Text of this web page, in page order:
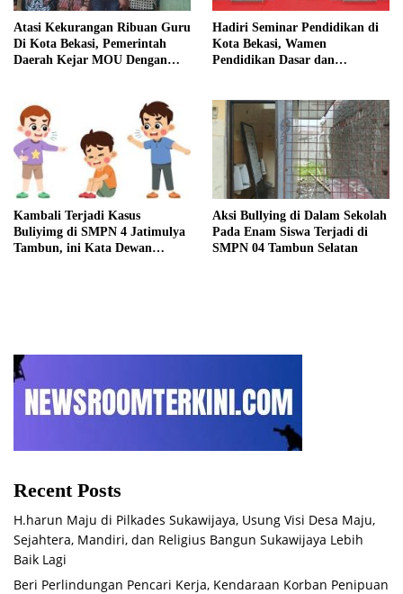
Atasi Kekurangan Ribuan Guru
Di Kota Bekasi, Pemerintah
Daerah Kejar MOU Dengan
Hadiri Seminar Pendidikan di
Kota Bekasi, Wamen
Pendidikan Dasar dan
Zonasi Ppdb Online
Kambali Terjadi Kasus
Buliyimg di SMPN 4 Jatimulya
Tambun, ini Kata Dewan
Aksi Bullying di Dalam Sekolah
Pada Enam Siswa Terjadi di
SMPN 04 Tambun Selatan
Recent Posts
H.harun Maju di Pilkades Sukawijaya, Usung Visi Desa Maju,
Sejahtera, Mandiri, dan Religius Bangun Sukawijaya Lebih
Baik Lagi
Beri Perlindungan Pencari Kerja, Kendaraan Korban Penipuan